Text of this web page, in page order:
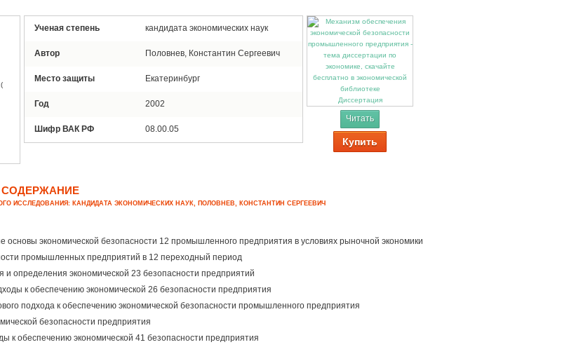
Ученая степень кандидата экономических наук
Автор Половнев, Константин Сергеевич
Место защиты Екатеринбург
Год 2002
Шифр ВАК РФ 08.00.05
Диссертация
Читать
Купить
СОДЕРЖАНИЕ
ИССЛЕДОВАНИЯ: КАНДИДАТА ЭКОНОМИЧЕСКИХ НАУК, ПОЛОВНЕВ, КОНСТАНТИН СЕРГЕЕВИЧ
основы экономической безопасности 12 промышленного предприятия в условиях рыночной экономики
промышленных предприятий в 12 переходный период
и определения экономической 23 безопасности предприятий
к обеспечению экономической 26 безопасности предприятия
подхода к обеспечению экономической безопасности промышленного предприятия
безопасности предприятия
к обеспечению экономической 41 безопасности предприятия